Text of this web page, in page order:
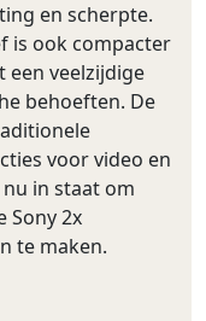
en scherpte.
is ook compacter
een veelzijdige
behoeften. De
voor video en
in staat om
Sony 2x
te maken.